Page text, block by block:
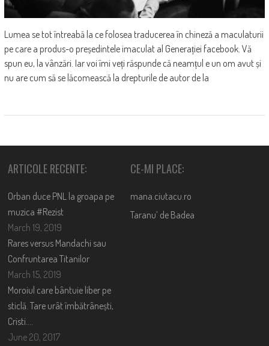
Lumea se tot întreabă la ce folosea traducerea în chineză a maculaturii
pe care a produs-o președintele imaculat al Generației facebook. Vă
spun eu, la vânzări. Iar voi îmi veți răspunde că neamțul e un om avut și
nu are cum să se lăcomească la drepturile de autor de la
ARTICOLE RECENTE:
Orban duce PNL la groapa pe
muzica #Rezist
March 19, 2019
Rares versus Mandachi sau
Confruntarea Titanilor
March 15, 2019
Moroiul care bântuie liber pe
sticlă. Tare urât îmbătrânești,
Cristi….
June 20, 2017
CE-MI PLACE:
mana.ciutacu.ro
Taranu’ de Badea